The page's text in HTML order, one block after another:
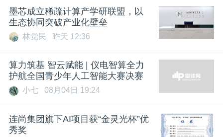
墨芯成立稀疏计算产学研联盟，以
生态协同突破产业化壁垒
林觉民 昨天 12:36
算力筑基 智云赋能 | 仪电智算全力
护航全国青少年人工智能大赛决赛
小七 08月04日 19:24
连尚集团旗下AI项目获“金灵光杯”优
秀奖